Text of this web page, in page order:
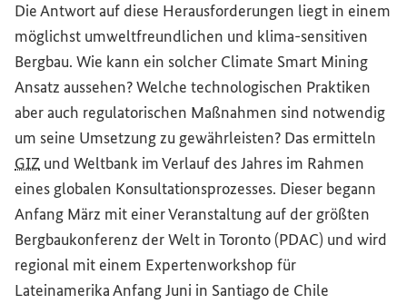
Die Antwort auf diese Herausforderungen liegt in einem
möglichst umweltfreundlichen und klima-sensitiven
Bergbau. Wie kann ein solcher Climate Smart Mining
Ansatz aussehen? Welche technologischen Praktiken
aber auch regulatorischen Maßnahmen sind notwendig
um seine Umsetzung zu gewährleisten? Das ermitteln
GIZ und Weltbank im Verlauf des Jahres im Rahmen
eines globalen Konsultationsprozesses. Dieser begann
Anfang März mit einer Veranstaltung auf der größten
Bergbaukonferenz der Welt in Toronto (PDAC) und wird
regional mit einem Expertenworkshop für
Lateinamerika Anfang Juni in Santiago de Chile